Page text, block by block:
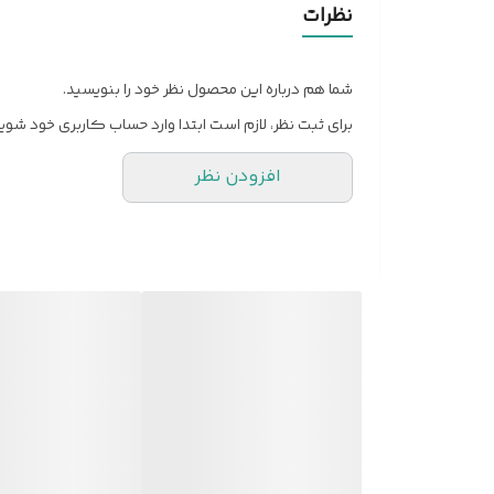
نظرات
شما هم درباره این محصول نظر خود را بنویسید.
برای ثبت نظر، لازم است ابتدا وارد حساب کاربری خود
افزودن نظر